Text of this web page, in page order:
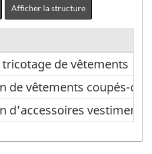
Afficher la structure
de vêtements
tricotage de vêtements
de vêtements coupés-
de vêtements coupés-
d'accessoires
d'accessoires